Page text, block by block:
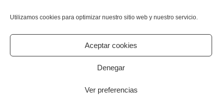
Utilizamos cookies para optimizar nuestro sitio web y nuestro servicio.
Aceptar cookies
Denegar
Ver preferencias
Olvidé mi contraseña